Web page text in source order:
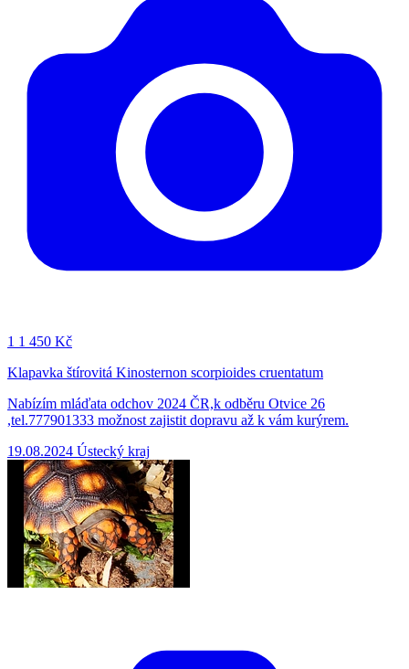
1 1 450 Kč
Klapavka štírovitá Kinosternon scorpioides cruentatum
Nabízím mláďata odchov 2024 ČR,k odběru Otvice 26
,tel.777901333 možnost zajistit dopravu až k vám kurýrem.
19.08.2024 Ústecký kraj